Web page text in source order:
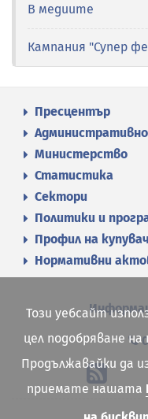
В медиите
Кампания "Супер
Пресцентър
Министерство
Статистика
Сектори
Политики и
Профил на
Нормативни
Този уебсайт
цел подобряване
Продължавайки да
приемате нашата